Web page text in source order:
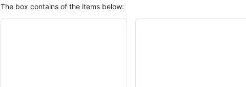
The box contains of the items below: